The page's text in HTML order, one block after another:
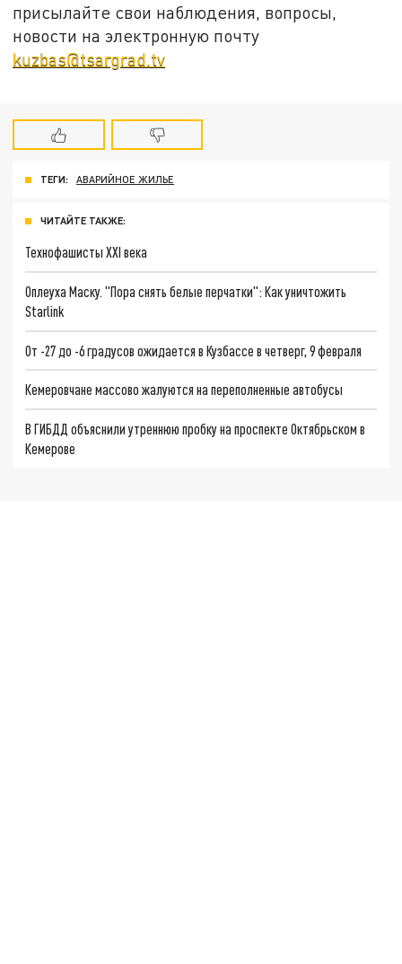
присылайте свои наблюдения, вопросы,
новости на электронную почту
kuzbas@tsargrad.tv
ТЕГИ: АВАРИЙНОЕ ЖИЛЬЕ
ЧИТАЙТЕ ТАКЖЕ:
Технофашисты XXI века
Оплеуха Маску. "Пора снять белые перчатки": Как уничтожить
Starlink
От -27 до -6 градусов ожидается в Кузбассе в четверг, 9 февраля
Кемеровчане массово жалуются на переполненные автобусы
В ГИБДД объяснили утреннюю пробку на проспекте Октябрьском в
Кемерове